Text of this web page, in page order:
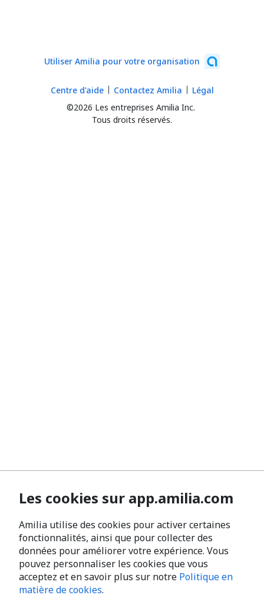
Utiliser Amilia pour votre organisation
©2026 Les entreprises Amilia Inc.
Tous droits réservés.
Centre d'aide Contactez Amilia Légal
Les cookies sur app.amilia.com
Amilia utilise des cookies pour activer certaines
fonctionnalités, ainsi que pour collecter des
données pour améliorer votre expérience. Vous
pouvez personnaliser les cookies que vous
acceptez et en savoir plus sur notre Politique en
matière de cookies.